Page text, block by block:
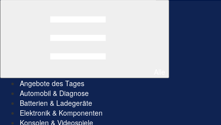
Angebote des Tages
Automobil & Diagnose
Batterien & Ladegeräte
Elektronik & Komponenten
Konsolen & Videospiele